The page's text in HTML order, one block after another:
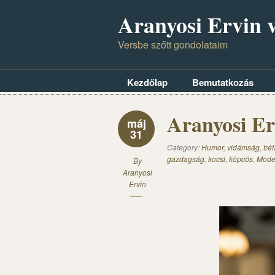
Aranyosi Ervin
Versbe szőtt gondolataim
Kezdőlap Bemutatkozás
máj
31
By
Aranyosi
Ervin
Aranyosi
Category:Humor, vidámság,
gazdagság, kocsi, köpcös,